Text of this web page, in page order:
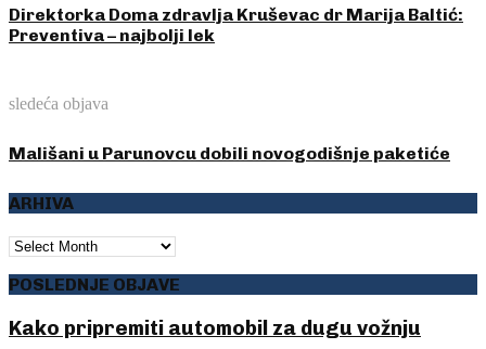
Direktorka Doma zdravlja Kruševac dr Marija Baltić:
Preventiva – najbolji lek
sledeća objava
Mališani u Parunovcu dobili novogodišnje paketiće
ARHIVA
ARHIVA
POSLEDNJE OBJAVE
Kako pripremiti automobil za dugu vožnju